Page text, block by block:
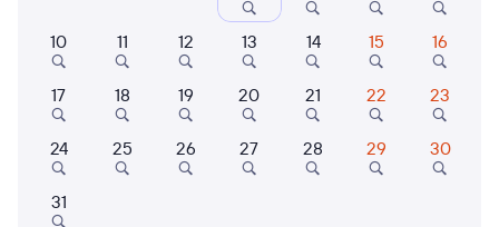
Когда
Кто едет
Найти поезда
10 11 12 13 14 15 16
17 18 19 20 21 22 23
24 25 26 27 28 29 30
31